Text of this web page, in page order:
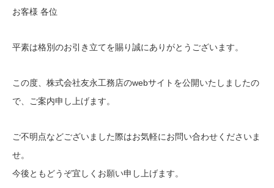
お客様 各位
平素は格別のお引き立てを賜り誠にありがとうございます。
この度、株式会社友永工務店のwebサイトを公開いたしましたの
で、ご案内申し上げます。
ご不明点などございました際はお気軽にお問い合わせくださいま
せ。
今後ともどうぞ宜しくお願い申し上げます。